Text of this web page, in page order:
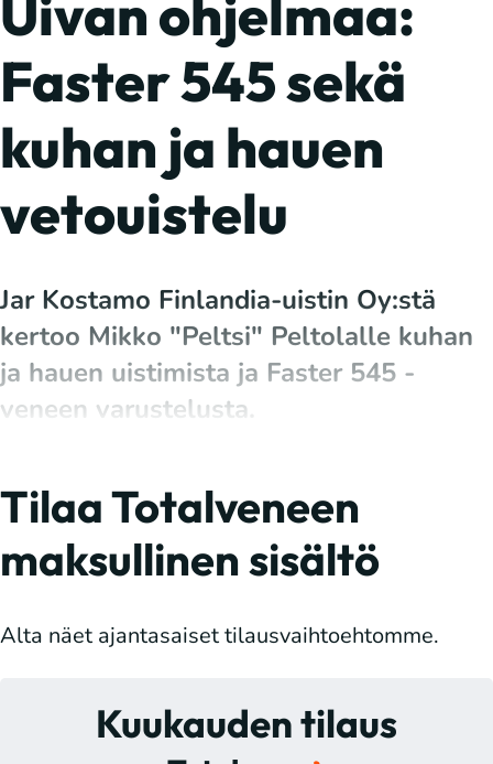
Uivan ohjelmaa:
Faster 545 sekä
kuhan ja hauen
vetouistelu
Jar Kostamo Finlandia-uistin Oy:stä
kertoo Mikko "Peltsi" Peltolalle kuhan
ja hauen uistimista ja Faster 545 -
veneen varustelusta.
Tilaa Totalveneen
maksullinen sisältö
Alta näet ajantasaiset tilausvaihtoehtomme.
Kuukauden tilaus